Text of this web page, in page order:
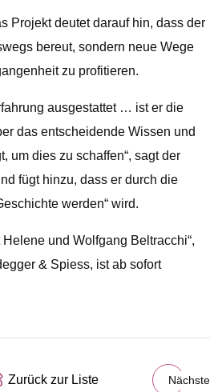
Projekt deutet darauf hin, dass der
bereut, sondern neue Wege
zu profitieren.
ausgestattet … ist er die
das entscheidende Wissen und
um dies zu schaffen“, sagt der
fügt hinzu, dass er durch die
werden“ wird.
und Wolfgang Beltracchi“,
& Spiess, ist ab sofort
Zurück zur Liste Nächste